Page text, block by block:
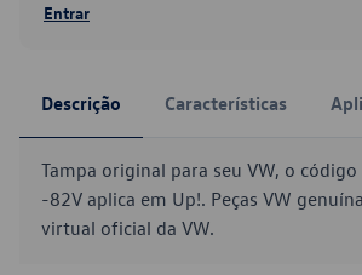
Entrar
Descrição Características
Tampa original para seu VW, o
-82V aplica em Up!. Peças VW
virtual oficial da VW.